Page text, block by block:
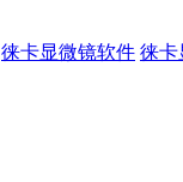
徕卡显微镜软件 徕卡